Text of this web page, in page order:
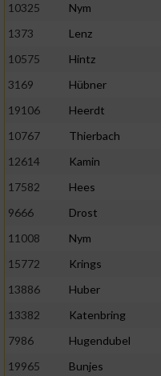
10325
Nym
1373
Lenz
10575
Hintz
3169
Hübner
19106
Heerdt
10767
Thierbach
12614
Kamin
17582
Hees
9666
Drost
11008
Nym
15772
Krings
13886
Huber
13382
Katenbring
7986
Hugendubel
19965
Bunjes